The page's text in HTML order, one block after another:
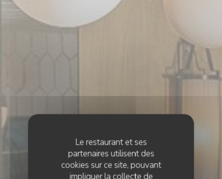
Le restaurant et ses
partenaires utilisent des
cookies sur ce site, pouvant
impliquer la collecte de